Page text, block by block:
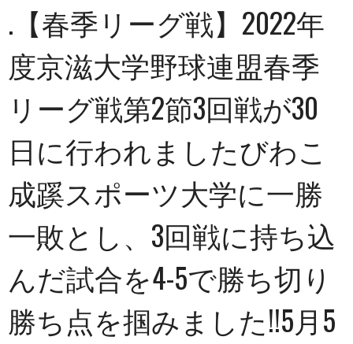
.【春季リーグ戦】2022年
度京滋大学野球連盟春季
リーグ戦第2節3回戦が30
日に行われましたびわこ
成蹊スポーツ大学に一勝
一敗とし、3回戦に持ち込
んだ試合を4-5で勝ち切り
勝ち点を掴みました!!5月5